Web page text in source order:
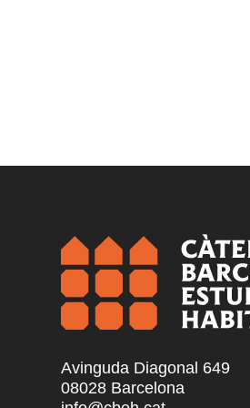
Avinguda Diagonal 649
08028 Barcelona